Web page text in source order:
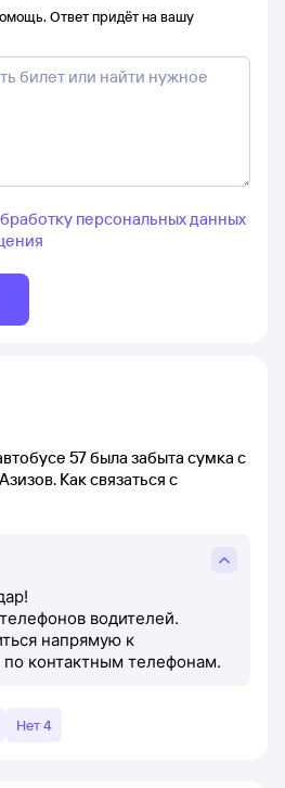
Ответ придёт на вашу
персональных данных
57 была забыта сумка с
Как связаться с
водителей.
напрямую к
по контактным телефонам.
Нет 4